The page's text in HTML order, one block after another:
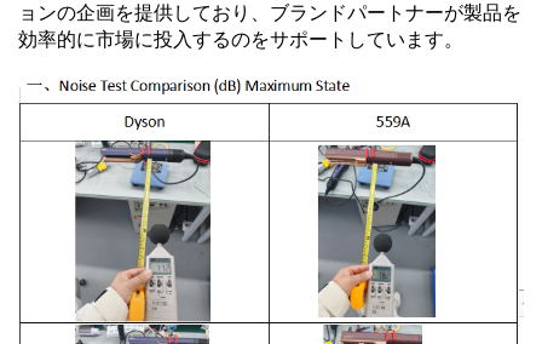
ョンの企画を提供しており、ブランドパートナーが製品を
効率的に市場に投入するのをサポートしています。